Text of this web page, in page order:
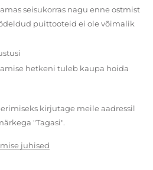
seisukorras nagu enne ostmist
puittooteid ei ole võimalik
hetkeni tuleb kaupa hoida
kirjutage meile aadressil
"Tagasi".
juhised